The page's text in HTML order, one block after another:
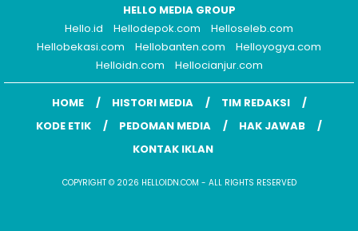
HELLO MEDIA GROUP
Hello.id
Hellodepok.com
Helloseleb.com
Hellobekasi.com
Hellobanten.com
Helloyogya.com
Helloidn.com
Hellocianjur.com
HOME HISTORI MEDIA
TIM REDAKSI
KODE ETIK
PEDOMAN MEDIA
HAK JAWAB
KONTAK IKLAN
COPYRIGHT © 2026 HELLOIDN.COM - ALL RIGHTS RESERVED